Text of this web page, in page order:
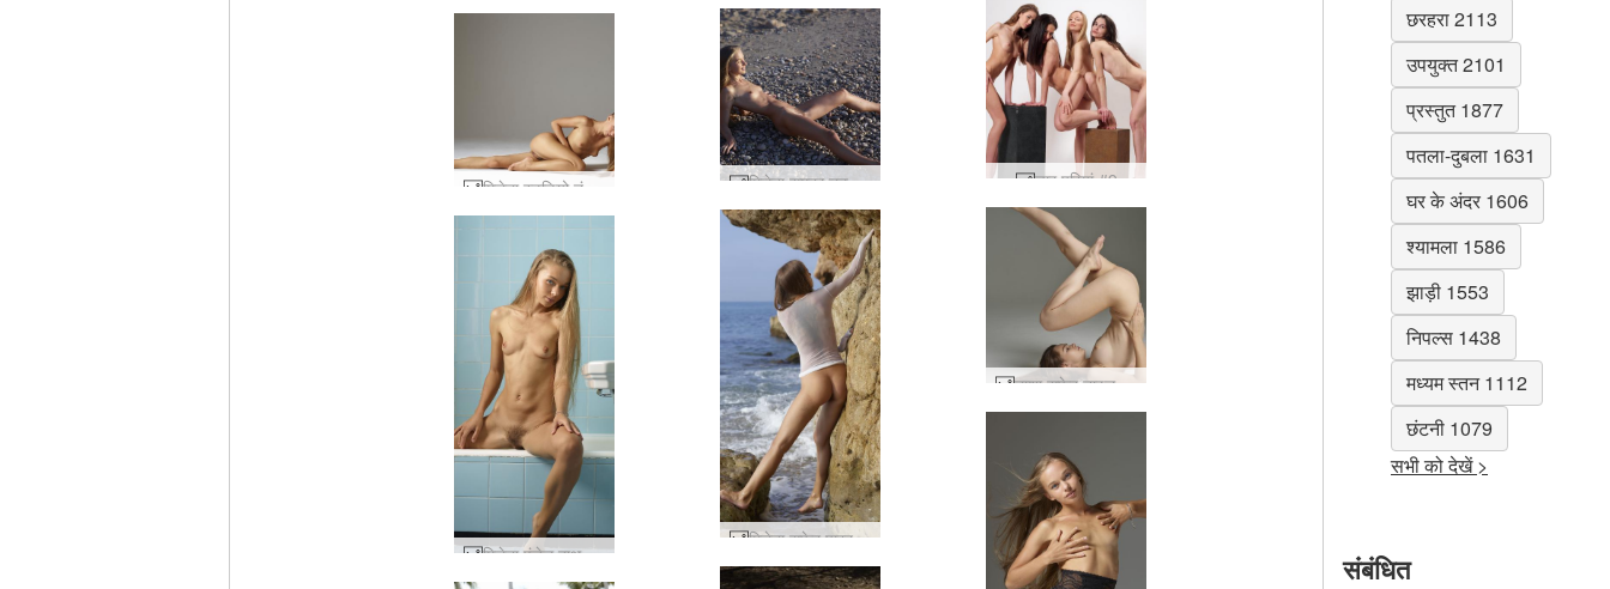
चार परियां #9
मिलेना समुद्र तट जीवन #33
ताशा सफेद नाइलन के मोज़े #40
मिलेना सफेद पारदर्शी #62
मिलेना एंजेल बाथ #51
छरहरा 2113
उपयुक्त 2101
प्रस्तुत 1877
पतला-दुबला 1631
घर के अंदर 1606
श्यामला 1586
झाड़ी 1553
निपल्स 1438
मध्यम स्तन 1112
छंटनी 1079
सभी को देखें >
संबंधित